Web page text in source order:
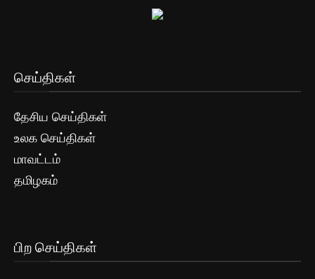
செய்திகள்
தேசிய செய்திகள்
உலக செய்திகள்
மாவட்டம்
தமிழகம்
பிற செய்திகள்